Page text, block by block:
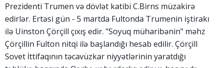
Prezidenti Trumen və dövlət katibi C.Birns müzakirə
edirlər. Ertəsi gün - 5 martda Fultonda Trumenin iştirakı
ilə Uinston Çörçill çıxış edir. "Soyuq müharibənin" məhz
Çörçillin Fulton nitqi ilə başlandığı hesab edilir. Çörçill
Sovet İttifaqının təcavüzkar niyyətlərinin yaratdığı